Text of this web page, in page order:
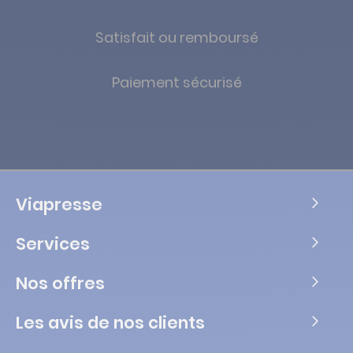
Satisfait ou remboursé
Paiement sécurisé
Viapresse
Services
Nos offres
Les avis de nos clients